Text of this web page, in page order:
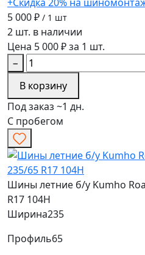
5 000 ₽ / 1 шт
2 шт. в наличии
Цена 5 000 ₽ за 1 шт.
−
В корзину
Под заказ ~1 дн.
С пробегом
Шины летние б/у Kumho
R17 104H
Ширина235
Профиль65